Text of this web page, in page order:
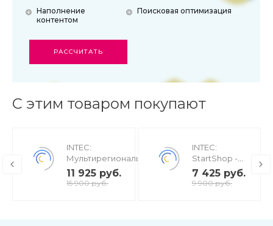
Наполнение
контентом
Поисковая оптимизация
РАССЧИТАТЬ
С этим товаром покупают
INTEC:
Мультирегиональность
- региональная сеть
вашего сайта с
11 925 руб.
15 900 руб.
INTEC:
StartShop -
модуль
интернет-
7 425 руб.
9 900 руб.